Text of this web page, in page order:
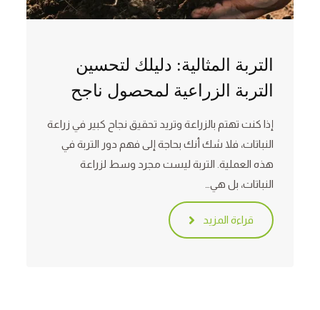
التربة المثالية: دليلك لتحسين
التربة الزراعية لمحصول ناجح
إذا كنت تهتم بالزراعة وتريد تحقيق نجاح كبير في زراعة
النباتات، فلا شك أنك بحاجة إلى فهم دور التربة في
هذه العملية. التربة ليست مجرد وسط لزراعة
النباتات، بل هي…
قراءة المزيد